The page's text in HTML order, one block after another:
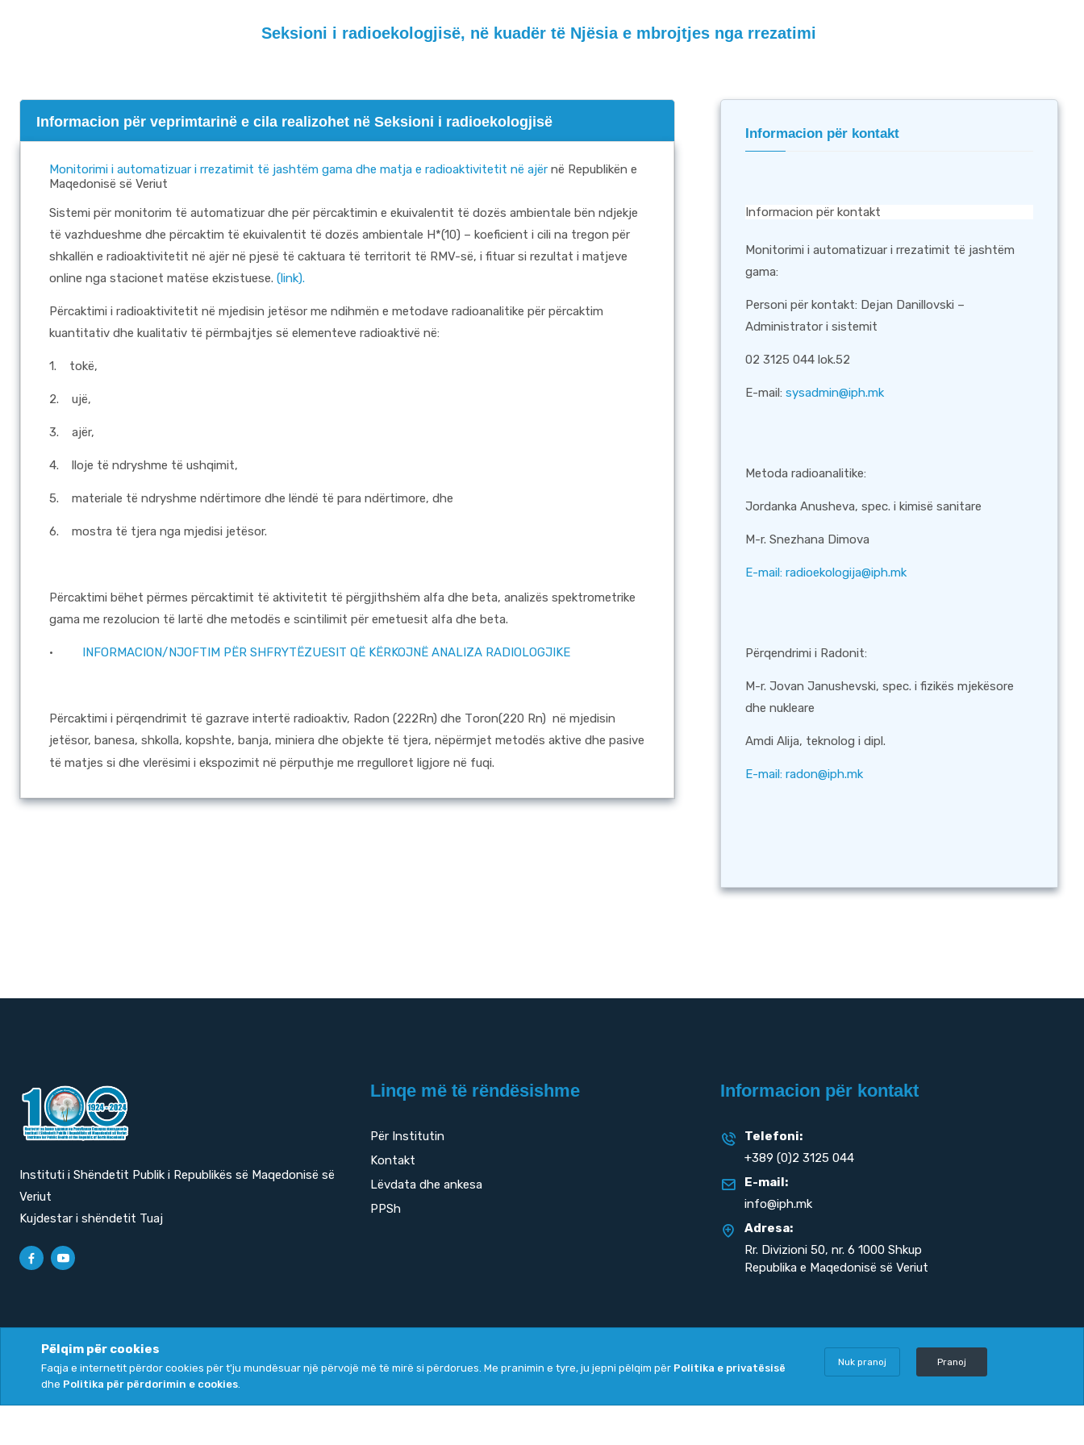
Seksioni i radioekologjisë, në kuadër të Njësia e mbrojtjes nga rrezatimi
Informacion për veprimtarinë e cila realizohet në Seksioni i radioekologjisë
Monitorimi i automatizuar i rrezatimit të jashtëm gama dhe matja e radioaktivitetit në ajër në Republikën e
Maqedonisë së Veriut
Sistemi për monitorim të automatizuar dhe për përcaktimin e ekuivalentit të dozës ambientale bën ndjekje
të vazhdueshme dhe përcaktim të ekuivalentit të dozës ambientale H*(10) – koeficient i cili na tregon për
shkallën e radioaktivitetit në ajër në pjesë të caktuara të territorit të RMV-së, i fituar si rezultat i matjeve
online nga stacionet matëse ekzistuese. (link).
Përcaktimi i radioaktivitetit në mjedisin jetësor me ndihmën e metodave radioanalitike për përcaktim
kuantitativ dhe kualitativ të përmbajtjes së elementeve radioaktivë në:
1. tokë,
2. ujë,
3. ajër,
4. lloje të ndryshme të ushqimit,
5. materiale të ndryshme ndërtimore dhe lëndë të para ndërtimore, dhe
6. mostra të tjera nga mjedisi jetësor.
Përcaktimi bëhet përmes përcaktimit të aktivitetit të përgjithshëm alfa dhe beta, analizës spektrometrike
gama me rezolucion të lartë dhe metodës e scintilimit për emetuesit alfa dhe beta.
· INFORMACION/NJOFTIM PËR SHFRYTËZUESIT QË KËRKOJNË ANALIZA RADIOLOGJIKE
Përcaktimi i përqendrimit të gazrave intertë radioaktiv, Radon (222Rn) dhe Тoron(220 Rn) në mjedisin
jetësor, banesa, shkolla, kopshte, banja, miniera dhe objekte të tjera, nëpërmjet metodës aktive dhe pasive
të matjes si dhe vlerësimi i ekspozimit në përputhje me rregulloret ligjore në fuqi.
Informacion për kontakt
Informacion për kontakt
Monitorimi i automatizuar i rrezatimit të jashtëm
gama:
Personi për kontakt: Dejan Danillovski –
Administrator i sistemit
02 3125 044 lok.52
E-mail:sysadmin@iph.mk
Metoda radioanalitike:
Jordanka Anusheva, spec. i kimisë sanitare
M-r. Snezhana Dimova
Е-mail:radioekologija@iph.mk
Përqendrimi i Radonit:
M-r. Jovan Janushevski, spec. i fizikës mjekësore
dhe nukleare
Amdi Alija, teknolog i dipl.
Е-mail:radon@iph.mk
Instituti i Shëndetit Publik i Republikës së Maqedonisë së
Veriut
Kujdestar i shëndetit Tuaj
Linqe më të rëndësishme
Për Institutin
Kontakt
Lëvdata dhe ankesa
PPSh
Informacion për kontakt
Telefoni:
+389 (0)2 3125 044
E-mail:
info@iph.mk
Adresa:
Rr. Divizioni 50, nr. 6 1000 Shkup
Republika e Maqedonisë së Veriut
Politika e privatësisë | Politika për përdorimin e cookies
Pëlqim për cookies
Faqja e internetit përdor cookies për t'ju mundësuar një përvojë më të mirë si përdorues. Me pranimin e tyre, ju jepni pëlqim për Politika e privatësisë
dhe Politika për përdorimin e cookies.
Nuk pranoj Pranoj